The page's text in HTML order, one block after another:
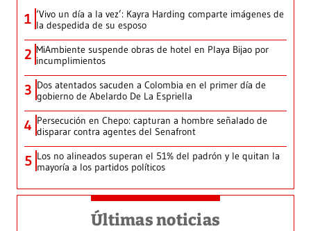
1 ‘Vivo un día a la vez’: Kayra Harding comparte imágenes de
la despedida de su esposo
2 MiAmbiente suspende obras de hotel en Playa Bijao por
incumplimientos
3 Dos atentados sacuden a Colombia en el primer día de
gobierno de Abelardo De La Espriella
4 Persecución en Chepo: capturan a hombre señalado de
disparar contra agentes del Senafront
5 Los no alineados superan el 51% del padrón y le quitan la
mayoría a los partidos políticos
Últimas noticias